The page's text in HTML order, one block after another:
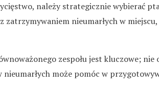
należy strategicznie wybierać
zatrzymywaniem nieumarłych w
zespołu jest kluczowe;
nieumarłych może pomóc w